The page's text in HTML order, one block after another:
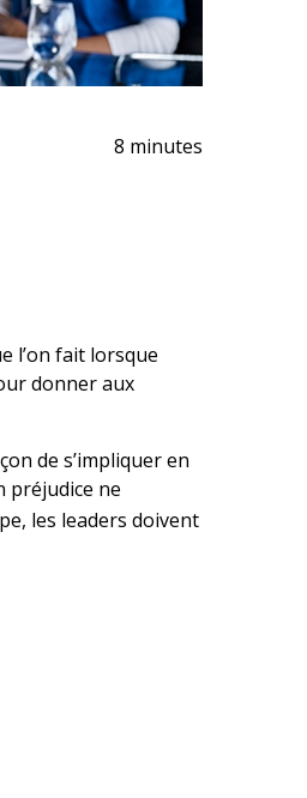
8 minutes
l’on fait lorsque
donner aux
de s’impliquer en
préjudice ne
les leaders doivent